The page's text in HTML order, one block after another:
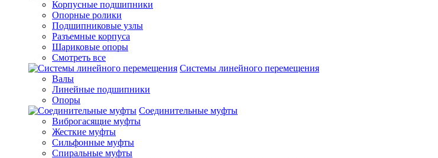
Корпусные подшипники
Опорные ролики
Подшипниковые узлы
Разъемные корпуса
Шариковые опоры
Смотреть все
Системы линейного перемещения
Валы
Линейные подшипники
Опоры
Соединительные муфты
Виброгасящие муфты
Жесткие муфты
Сильфонные муфты
Спиральные муфты